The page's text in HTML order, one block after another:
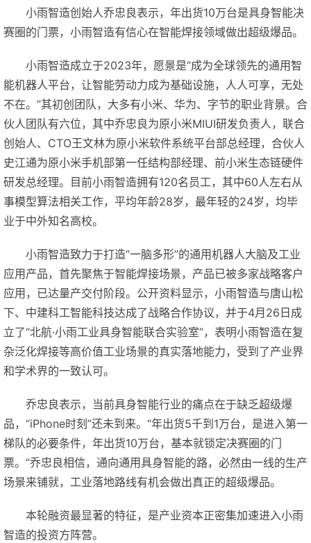
小雨智造创始人乔忠良表示，年出货10万台是具身智能决
赛圈的门票，小雨智造有信心在智能焊接领域做出超级爆品。
小雨智造成立于2023年，愿景是“成为全球领先的通用智
能机器人平台，让智能劳动力成为基础设施，人人可享，无处
不在。”其初创团队，大多有小米、华为、字节的职业背景。合
伙人团队有六位，其中乔忠良为原小米MIUI研发负责人，联合
创始人、CTO王文林为原小米软件系统平台部总经理，合伙人
史江通为原小米手机部第一任结构部经理、前小米生态链硬件
研发总经理。目前小雨智造拥有120名员工，其中60人左右从
事模型算法相关工作，平均年龄28岁，最年轻的24岁，均毕
业于中外知名高校。
小雨智造致力于打造“一脑多形”的通用机器人大脑及工业
应用产品，首先聚焦于智能焊接场景，产品已被多家战略客户
应用，已达量产交付阶段。公开资料显示，小雨智造与唐山松
下、中建科工智能科技达成了战略合作协议，并于4月26日成
立了“北航·小雨工业具身智能联合实验室”，表明小雨智造在复
杂泛化焊接等高价值工业场景的真实落地能力，受到了产业界
和学术界的一致认可。
乔忠良表示，当前具身智能行业的痛点在于缺乏超级爆
品，“iPhone时刻”还未到来。“年出货5千到1万台，是进入第一
梯队的必要条件，年出货10万台，基本就锁定决赛圈的门
票。”乔忠良相信，通向通用具身智能的路，必然由一线的生产
场景来铺就，工业落地路线有机会做出真正的超级爆品。
本轮融资最显著的特征，是产业资本正密集加速进入小雨
智造的投资方阵营。